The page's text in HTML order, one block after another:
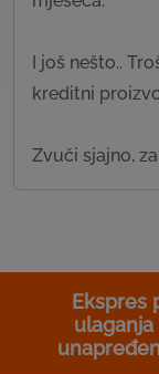
I još nešto..
kreditni
Zvuči sjajno,
Ekspres